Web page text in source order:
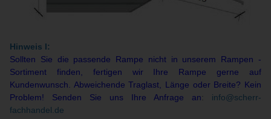
Hinweis I:
Sollten Sie die passende Rampe nicht in unserem Rampen -
Sortiment finden, fertigen wir Ihre Rampe gerne auf
Kundenwunsch. Abweichende Traglast, Länge oder Breite? Kein
Problem! Senden Sie uns Ihre Anfrage an:
info@scherr-
fachhandel.de